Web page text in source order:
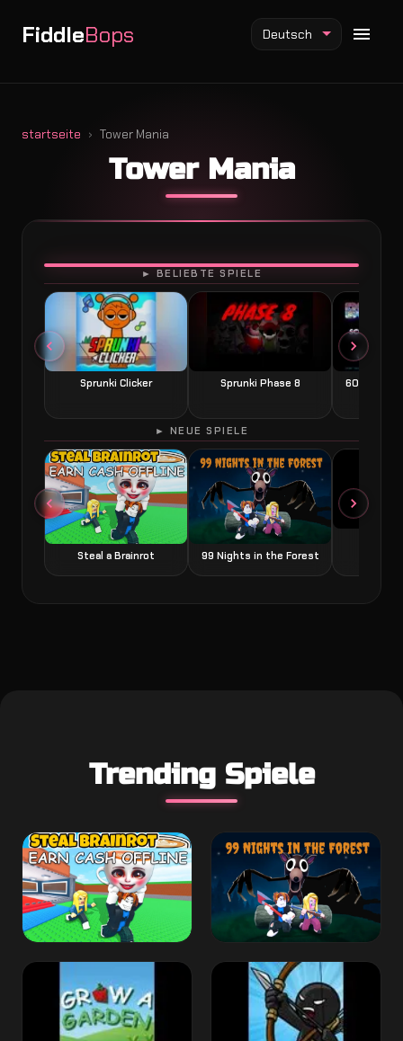
FiddleBops
Fiddlebops Mod
Incredibox Mod
Sprunki Mod
Deutsch
startseite Tower Mania
Tower Mania
► BELIEBTE SPIELE
Sprunki Clicker Sprunki Phase 8 60
SPIELEN
► NEUE SPIELE
Steal a Brainrot 99 Nights in the Forest
Trending Spiele